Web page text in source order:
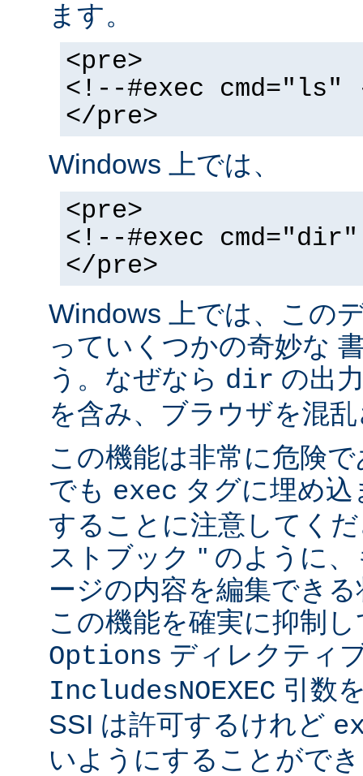
ます。
<pre>
<!--#exec cmd="ls"
</pre>
Windows 上では、
<pre>
<!--#exec
</pre>
Windows 上では、この
っていくつかの奇妙な
う。なぜなら dir の出
を含み、ブラウザを混
この機能は非常に危険
でも exec タグに埋め
することに注意してく
ストブック '' のように
ージの内容を編集でき
この機能を確実に抑制
Options ディレクティ
IncludesNOEXEC 引数
SSI は許可するけれど
いようにすることがで